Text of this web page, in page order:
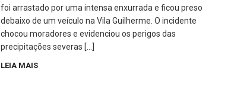
foi arrastado por uma intensa enxurrada e ficou preso
debaixo de um veículo na Vila Guilherme. O incidente
chocou moradores e evidenciou os perigos das
precipitações severas […]
LEIA MAIS